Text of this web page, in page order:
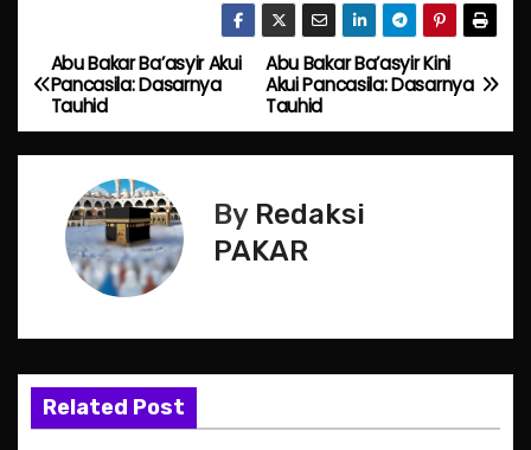
P
o
v
i
Abu Bakar Ba’asyir Kini
Akui Pancasila: Dasarnya
Tauhid
Abu Bakar Ba’asyir Akui
Pancasila: Dasarnya
Tauhid
By Redaksi
PAKAR
Related Post